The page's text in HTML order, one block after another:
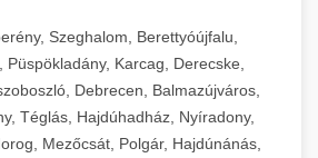
Szeghalom, Berettyóújfalu,
Püspökladány, Karcag, Derecske,
Debrecen, Balmazújváros,
Téglás, Hajdúhadház, Nyíradony,
Mezőcsát, Polgár, Hajdúnánás,